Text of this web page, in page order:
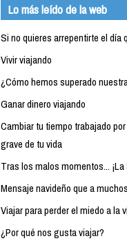
Lo más leído de la web
Si no quieres arrepentirte el día
Vivir viajando
¿Cómo hemos superado
Ganar dinero viajando
Cambiar tu tiempo trabajado
grave de tu vida
Tras los malos momentos... ¡La
Mensaje navideño que a
Viajar para perder el miedo a la
¿Por qué nos gusta viajar?